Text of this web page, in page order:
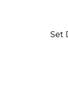
Set